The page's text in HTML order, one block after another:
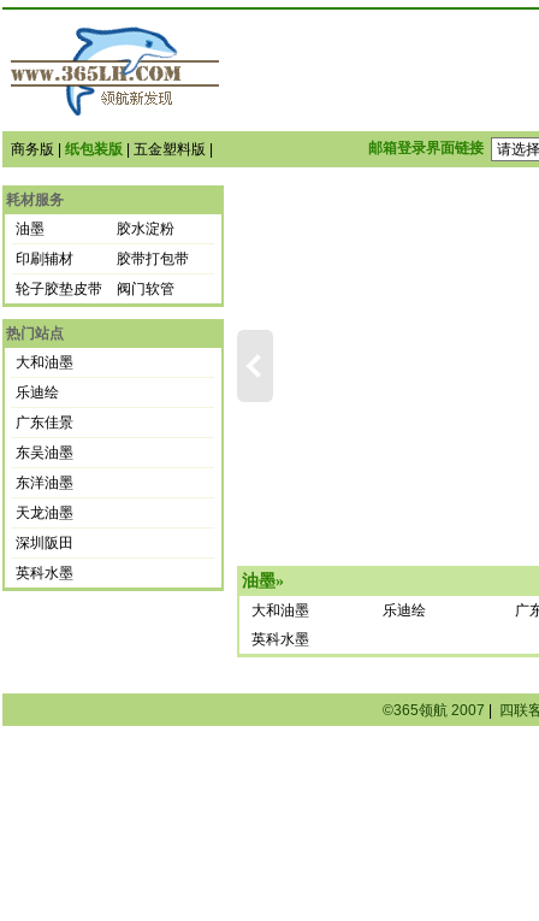
商务版 纸包装版 五金塑料版 邮箱登录界面链接
耗材服务
油墨
胶水淀粉
印刷辅材
胶带打包带
轮子胶垫皮带
阀门软管
热门站点
大和油墨
乐迪绘
广东佳景
东吴油墨
东洋油墨
天龙油墨
深圳阪田
英科水墨
油墨»
大和油墨 乐迪绘
广
英科水墨
©365领航 2007 四联